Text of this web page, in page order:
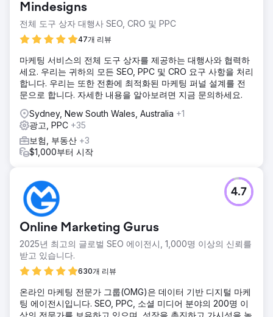
Mindesigns
전체 도구 상자 대행사 SEO, CRO 및 PPC
47개 리뷰
마케팅 서비스의 전체 도구 상자를 제공하는 대행사와 협력하
세요. 우리는 귀하의 모든 SEO, PPC 및 CRO 요구 사항을 처리
합니다. 우리는 또한 전환에 최적화된 마케팅 퍼널 설계를 전
문으로 합니다. 자세한 내용을 알아보려면 지금 문의하세요.
Sydney, New South Wales, Australia +1
광고, PPC +35
보험, 부동산 +3
$1,000부터 시작
Online Marketing Gurus
2025년 최고의 글로벌 SEO 에이전시, 1,000명 이상의 신뢰를
받고 있습니다.
630개 리뷰
4.7
온라인 마케팅 전문가 그룹(OMG)은 데이터 기반 디지털 마케
팅 에이전시입니다. SEO, PPC, 소셜 미디어 분야의 200명 이
상의 전문가를 보유하고 있으며, 성장을 촉진하고 가시성을 높